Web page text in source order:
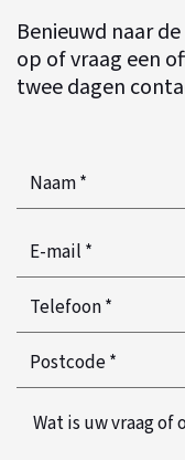
Benieuwd naar
op of vraag een
twee dagen
Telefoon
* *
Postcode
* *